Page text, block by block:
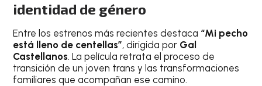
identidad de género
Entre los estrenos más recientes destaca “Mi pecho
está lleno de centellas”, dirigida por Gal
Castellanos. La película retrata el proceso de
transición de un joven trans y las transformaciones
familiares que acompañan ese camino.